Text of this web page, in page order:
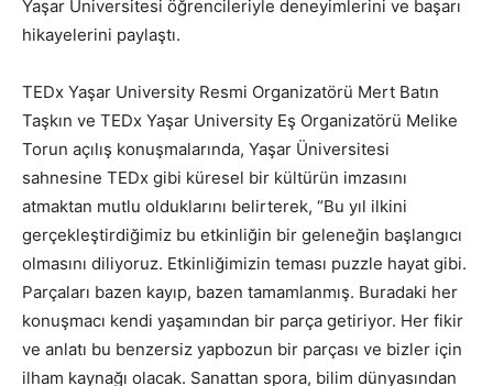
Yaşar Üniversitesi öğrencileriyle deneyimlerini ve başarı
hikayelerini paylaştı.
TEDx Yaşar University Resmi Organizatörü Mert Batın
Taşkın ve TEDx Yaşar University Eş Organizatörü Melike
Torun açılış konuşmalarında, Yaşar Üniversitesi
sahnesine TEDx gibi küresel bir kültürün imzasını
atmaktan mutlu olduklarını belirterek, “Bu yıl ilkini
gerçekleştirdiğimiz bu etkinliğin bir geleneğin başlangıcı
olmasını diliyoruz. Etkinliğimizin teması puzzle hayat gibi.
Parçaları bazen kayıp, bazen tamamlanmış. Buradaki her
konuşmacı kendi yaşamından bir parça getiriyor. Her fikir
ve anlatı bu benzersiz yapbozun bir parçası ve bizler için
ilham kaynağı olacak. Sanattan spora, bilim dünyasından